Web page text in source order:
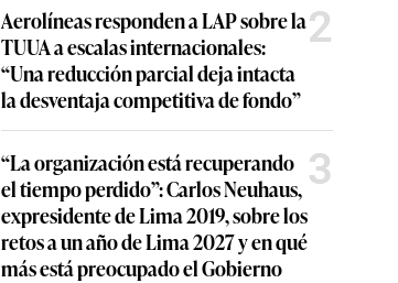
Aerolíneas responden a LAP sobre la
TUUA a escalas internacionales:
“Una reducción parcial deja intacta
la desventaja competitiva de fondo”
2
“La organización está recuperando
el tiempo perdido”: Carlos Neuhaus,
expresidente de Lima 2019, sobre los
retos a un año de Lima 2027 y en qué
más está preocupado el Gobierno
3